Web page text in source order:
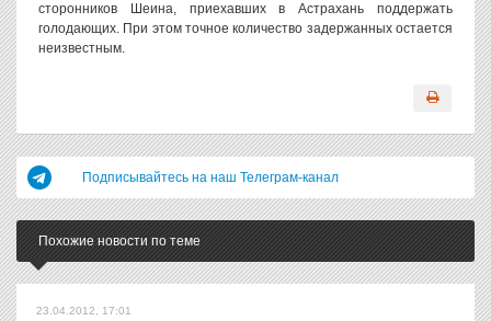
сторонников Шеина, приехавших в Астрахань поддержать
голодающих. При этом точное количество задержанных остается
неизвестным.
Подписывайтесь на наш Телеграм-канал
Похожие новости по теме
23.04.2012, 17:01